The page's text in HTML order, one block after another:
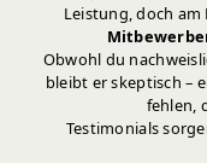
Leistung, doch am
Obwohl du
bleibt er skeptisch –
fehlen,
Testimonials